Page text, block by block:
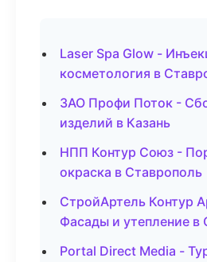
Laser Spa Glow -
косметология в
ЗАО Профи Поток -
изделий в Казань
НПП Контур Союз -
окраска в Ставрополь
СтройАртель Контур
Фасады и утепление в
Portal Direct Media -